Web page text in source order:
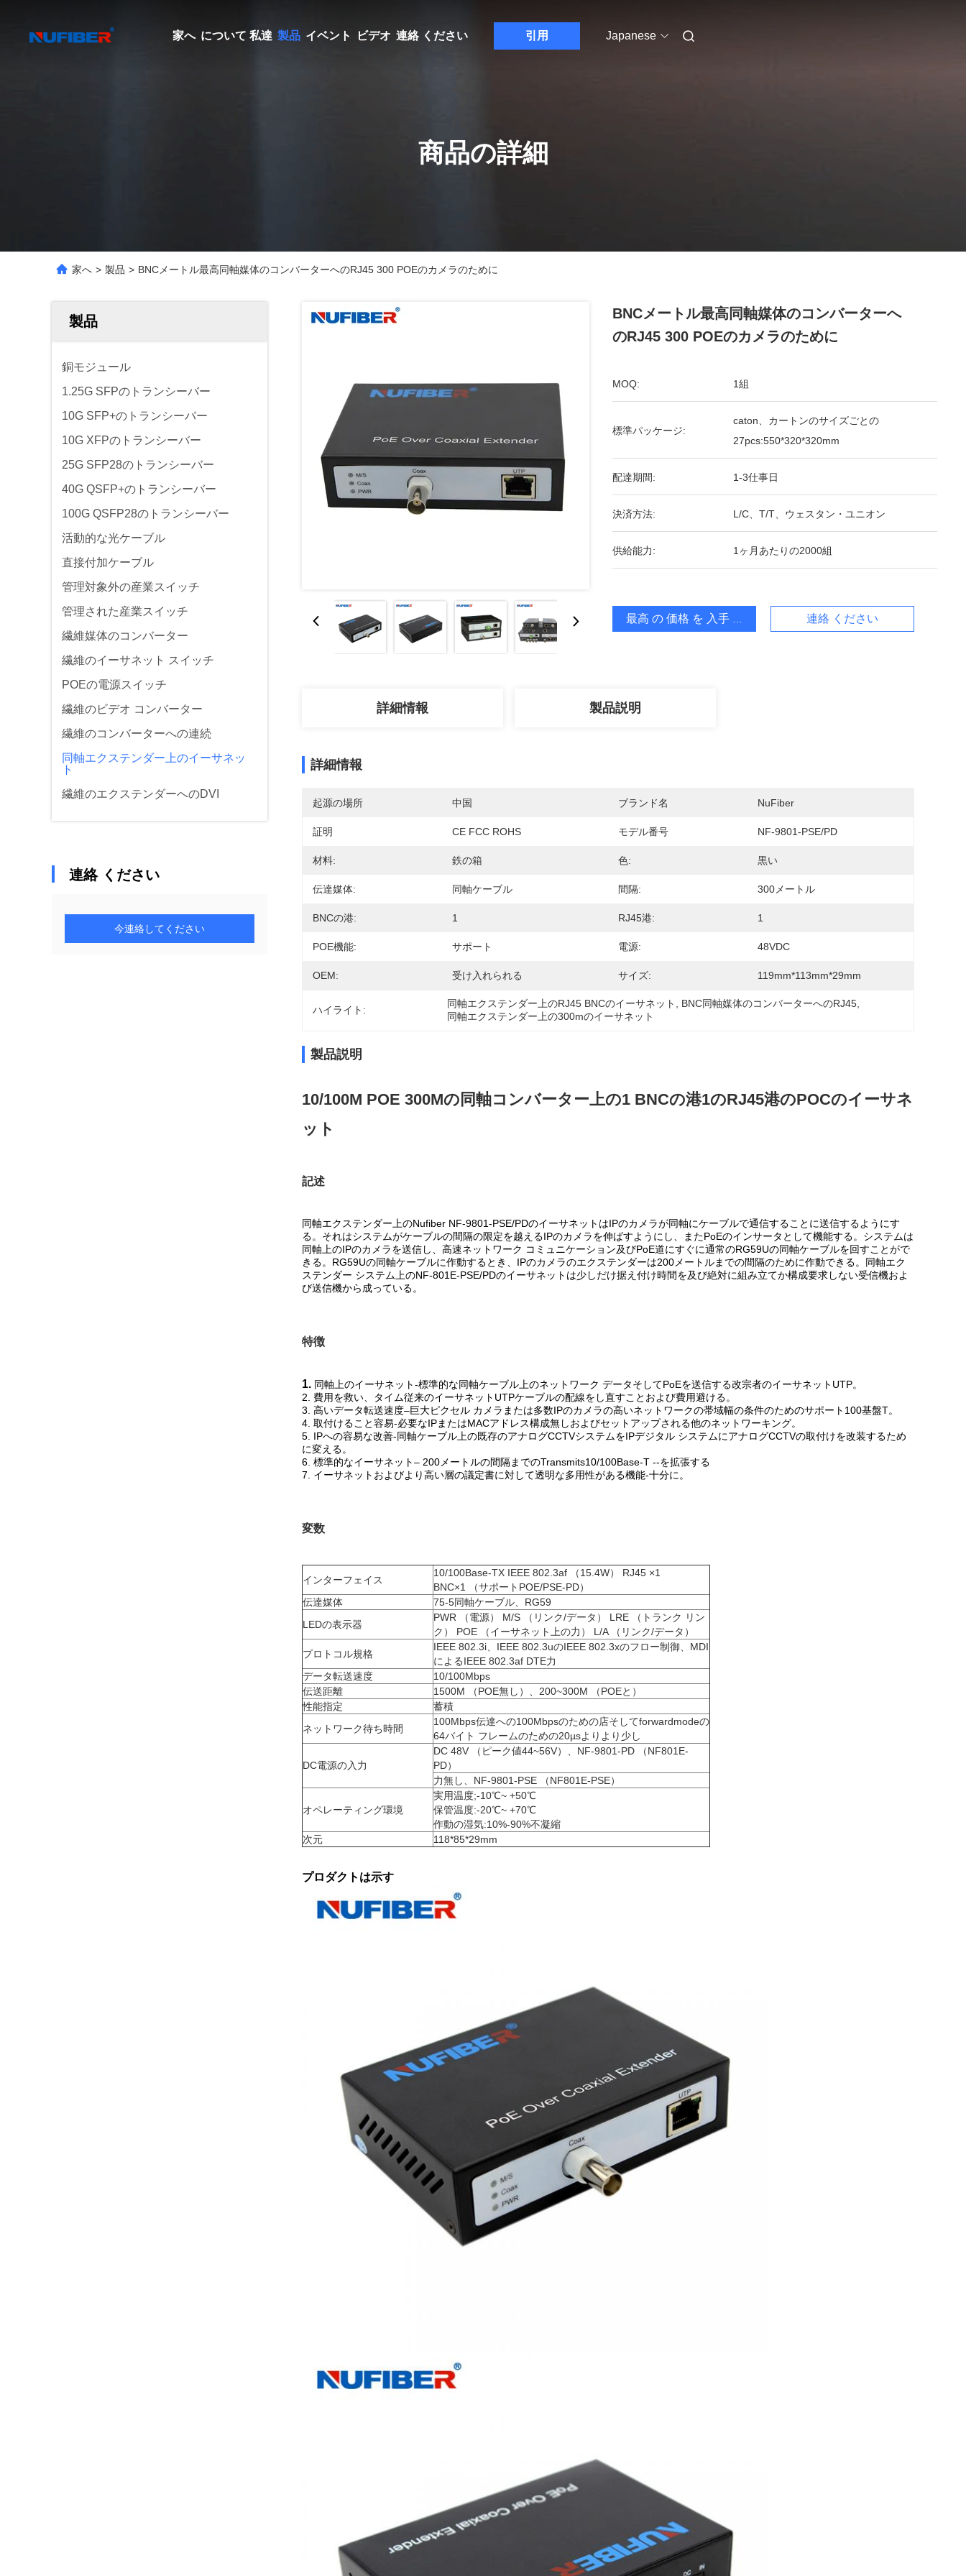
家へ について 私達 製品 イベント ビデオ 連絡 ください 引用 Japanese
商品の詳細
家へ > 製品 > BNCメートル最高同軸媒体のコンバーターへのRJ45 300 POEのカメラのために
製品
銅モジュール
1.25G SFPのトランシーバー
10G SFP+のトランシーバー
10G XFPのトランシーバー
25G SFP28のトランシーバー
40G QSFP+のトランシーバー
100G QSFP28のトランシーバー
活動的な光ケーブル
直接付加ケーブル
管理対象外の産業スイッチ
管理された産業スイッチ
繊維媒体のコンバーター
繊維のイーサネット スイッチ
POEの電源スイッチ
繊維のビデオ コンバーター
繊維のコンバーターへの連続
同軸エクステンダー上のイーサネッ
ト
繊維のエクステンダーへのDVI
連絡 ください
今連絡してください
BNCメートル最高同軸媒体のコンバーターへ
のRJ45 300 POEのカメラのために
MOQ: 1組
標準パッケージ:
caton、カートンのサイズごとの
27pcs:550*320*320mm
配達期間: 1-3仕事日
決済方法: L/C、T/T、ウェスタン・ユニオン
供給能力: 1ヶ月あたりの2000組
最高 の 価格 を 入手 する 連絡 ください
詳細情報 製品説明
詳細情報
起源の場所 中国 ブランド名 NuFiber
証明 CE FCC ROHS モデル番号 NF-9801-PSE/PD
材料: 鉄の箱 色: 黒い
伝達媒体: 同軸ケーブル 間隔: 300メートル
BNCの港: 1 RJ45港: 1
POE機能: サポート 電源: 48VDC
OEM: 受け入れられる サイズ: 119mm*113mm*29mm
ハイライト:
同軸エクステンダー上のRJ45 BNCのイーサネット BNC同軸媒体のコンバーターへのRJ45
同軸エクステンダー上の300mのイーサネット
製品説明
10/100M POE 300Mの同軸コンバーター上の1 BNCの港1のRJ45港のPOCのイーサネ
ット
記述
同軸エクステンダー上のNufiber NF-9801-PSE/PDのイーサネットはIPのカメラが同軸にケーブルで通信することに送信するようにす
る。それはシステムがケーブルの間隔の限定を越えるIPのカメラを伸ばすようにし、またPoEのインサータとして機能する。システムは
同軸上のIPのカメラを送信し、高速ネットワーク コミュニケーション及びPoE道にすぐに通常のRG59Uの同軸ケーブルを回すことがで
きる。RG59Uの同軸ケーブルに作動するとき、IPのカメラのエクステンダーは200メートルまでの間隔のために作動できる。同軸エク
ステンダー システム上のNF-801E-PSE/PDのイーサネットは少しだけ据え付け時間を及び絶対に組み立てか構成要求しない受信機およ
び送信機から成っている。
特徴
1. 同軸上のイーサネット-標準的な同軸ケーブル上のネットワーク データそしてPoEを送信する改宗者のイーサネットUTP。
2. 費用を救い、タイム従来のイーサネットUTPケーブルの配線をし直すことおよび費用避ける。
3. 高いデータ転送速度–巨大ピクセル カメラまたは多数IPのカメラの高いネットワークの帯域幅の条件のためのサポート100基盤T。
4. 取付けること容易-必要なIPまたはMACアドレス構成無しおよびセットアップされる他のネットワーキング。
5. IPへの容易な改善-同軸ケーブル上の既存のアナログCCTVシステムをIPデジタル システムにアナログCCTVの取付けを改装するため
に変える。
6. 標準的なイーサネット– 200メートルの間隔までのTransmits10/100Base-T --を拡張する
7. イーサネットおよびより高い層の議定書に対して透明な多用性がある機能-十分に。
変数
インターフェイス
10/100Base-TX IEEE 802.3af （15.4W） RJ45 ×1
BNC×1 （サポートPOE/PSE-PD）
伝達媒体
75-5同軸ケーブル、RG59
LEDの表示器
PWR （電源） M/S （リンク/データ） LRE （トランク リン
ク） POE （イーサネット上の力） L/A （リンク/データ）
プロトコル規格
IEEE 802.3i、IEEE 802.3uのIEEE 802.3xのフロー制御、MDI
によるIEEE 802.3af DTE力
データ転送速度
10/100Mbps
伝送距離
1500M （POE無し）、200~300M （POEと）
性能指定
蓄積
ネットワーク待ち時間
100Mbps伝達への100Mbpsのための店そしてforwardmodeの
64バイト フレームのための20µsよりより少し
DC電源の入力
DC 48V （ピーク値44~56V）、NF-9801-PD （NF801E-
PD）
力無し、NF-9801-PSE （NF801E-PSE）
オペレーティング環境
実用温度;-10℃~ +50℃
保管温度:-20℃~ +70℃
作動の湿気:10%-90%不凝縮
次元
118*85*29mm
プロダクトは示す